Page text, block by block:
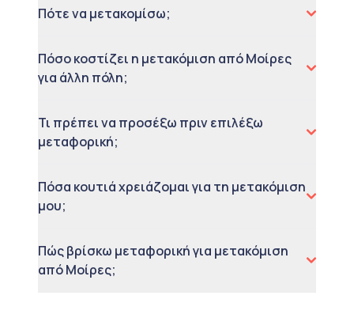
Πότε να μετακομίσω;
Πόσο κοστίζει η μετακόμιση από Μοίρες
για άλλη πόλη;
Τι πρέπει να προσέξω πριν επιλέξω
μεταφορική;
Πόσα κουτιά χρειάζομαι για τη μετακόμιση
μου;
Πώς βρίσκω μεταφορική για μετακόμιση
από Μοίρες;